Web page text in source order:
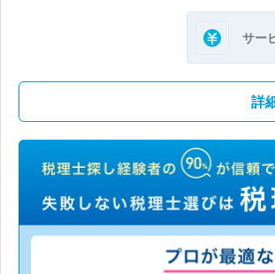
サー
詳